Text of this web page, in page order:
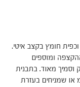
חומץ בקצב איטי.
ומוספים
וסמיך מאוד. בתבנית
מזלפים נשיקות בקוטר של 5 ס"מ או שמניחים בעזרת